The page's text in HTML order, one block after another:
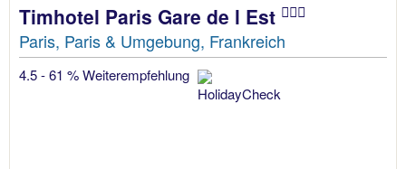
Timhotel Paris Gare de l Est
Paris, Paris & Umgebung, Frankreich
4.5 - 61 % Weiterempfehlung